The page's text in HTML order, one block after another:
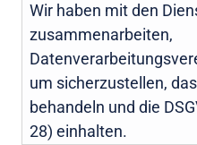
Wir haben mit den
zusammenarbeiten,
um sicherzustellen,
behandeln und die
28) einhalten.